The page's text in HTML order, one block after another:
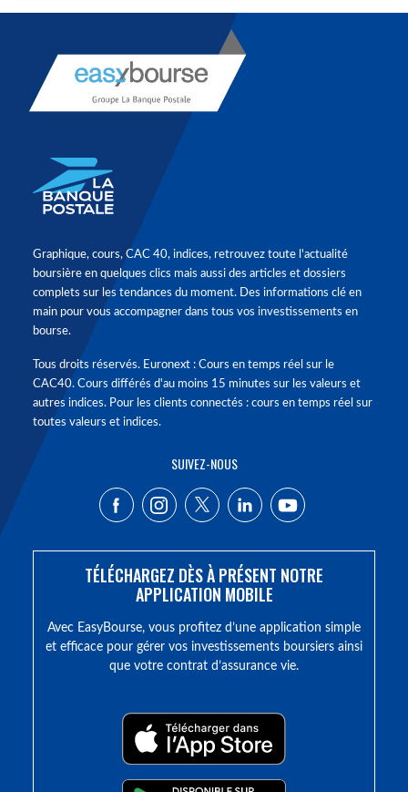
Graphique, cours, CAC 40, indices, retrouvez toute l'actualité
boursière en quelques clics mais aussi des articles et dossiers
complets sur les tendances du moment. Des informations clé en
main pour vous accompagner dans tous vos investissements en
bourse.
Tous droits réservés. Euronext : Cours en temps réel sur le
CAC40. Cours différés d'au moins 15 minutes sur les valeurs et
autres indices. Pour les clients connectés : cours en temps réel sur
toutes valeurs et indices.
SUIVEZ-NOUS
TÉLÉCHARGEZ DÈS À PRÉSENT NOTRE
APPLICATION MOBILE
Avec EasyBourse, vous profitez d’une application simple
et efficace pour gérer vos investissements boursiers ainsi
que votre contrat d’assurance vie.